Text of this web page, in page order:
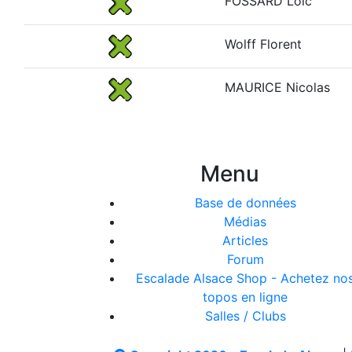
Wolff Florent
MAURICE Nicolas
Menu
Base de données
Médias
Articles
Forum
Escalade Alsace Shop - Achetez
topos en ligne
Salles / Clubs